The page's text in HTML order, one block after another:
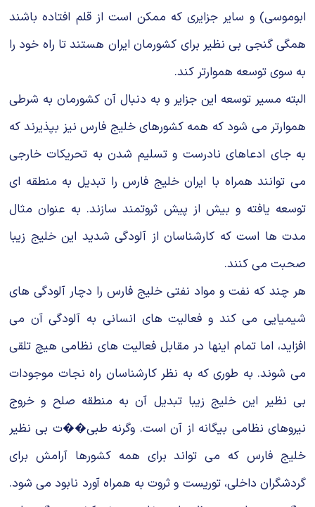
ابوموسی) و سایر جزایری که ممکن است از قلم افتاده باشند
همگی گنجی بی نظیر برای کشورمان ایران هستند تا راه خود را
به سوی توسعه هموارتر کند.
البته مسیر توسعه این جزایر و به دنبال آن کشورمان به شرطی
هموارتر می شود که همه کشورهای خلیج فارس نیز بپذیرند که
به جای ادعاهای نادرست و تسلیم شدن به تحریکات خارجی
می توانند همراه با ایران خلیج فارس را تبدیل به منطقه ای
توسعه یافته و بیش از پیش ثروتمند سازند. به عنوان مثال
مدت ها است که کارشناسان از آلودگی شدید این خلیج زیبا
صحبت می کنند.
هر چند که نفت و مواد نفتی خلیج فارس را دچار آلودگی های
شیمیایی می کند و فعالیت های انسانی به آلودگی آن می
افزاید، اما تمام اینها در مقابل فعالیت های نظامی هیچ تلقی
می شوند. به طوری که به نظر کارشناسان راه نجات موجودات
بی نظیر این خلیج زیبا تبدیل آن به منطقه صلح و خروج
نیروهای نظامی بیگانه از آن است. وگرنه طبی��ت بی نظیر
خلیج فارس که می تواند برای همه کشورها آرامش برای
گردشگران داخلی، توریست و ثروت به همراه آورد نابود می شود.